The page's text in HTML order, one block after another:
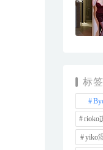
标签
rioko
yiko